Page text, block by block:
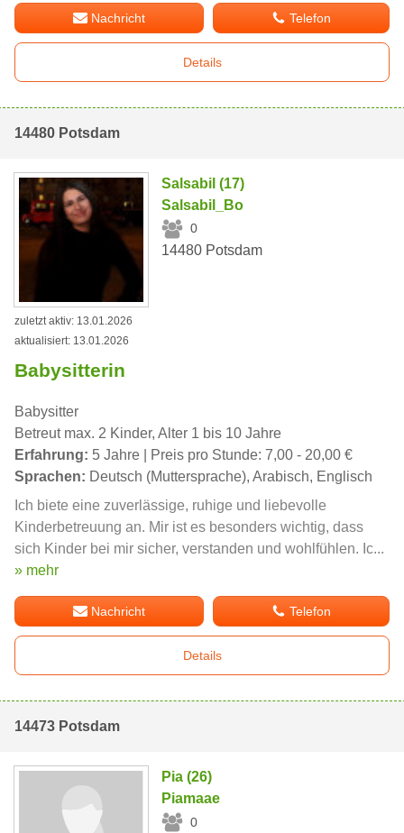
Nachricht Telefon
Details
14480 Potsdam
Salsabil (17)
Salsabil_Bo
0
14480 Potsdam
zuletzt aktiv: 13.01.2026
aktualisiert: 13.01.2026
Babysitterin
Babysitter
Betreut max. 2 Kinder, Alter 1 bis 10 Jahre
Erfahrung: 5 Jahre | Preis pro Stunde: 7,00 - 20,00 €
Sprachen: Deutsch (Muttersprache), Arabisch, Englisch
Ich biete eine zuverlässige, ruhige und liebevolle
Kinderbetreuung an. Mir ist es besonders wichtig, dass
sich Kinder bei mir sicher, verstanden und wohlfühlen. Ic...
» mehr
Nachricht Telefon
Details
14473 Potsdam
Pia (26)
Piamaae
0